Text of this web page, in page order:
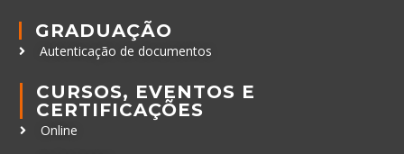
GRADUAÇÃO
Autenticação de documentos
CURSOS, EVENTOS E
CERTIFICAÇÕES
Online